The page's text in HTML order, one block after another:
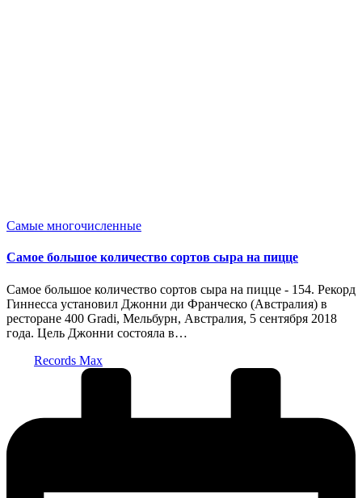
Опубликовано
Самые многочисленные
Самое большое количество сортов сыра на пицце
Самое большое количество сортов сыра на пицце - 154. Рекорд
Гиннесса установил Джонни ди Франческо (Австралия) в
ресторане 400 Gradi, Мельбурн, Австралия, 5 сентября 2018
года. Цель Джонни состояла в…
Records Max